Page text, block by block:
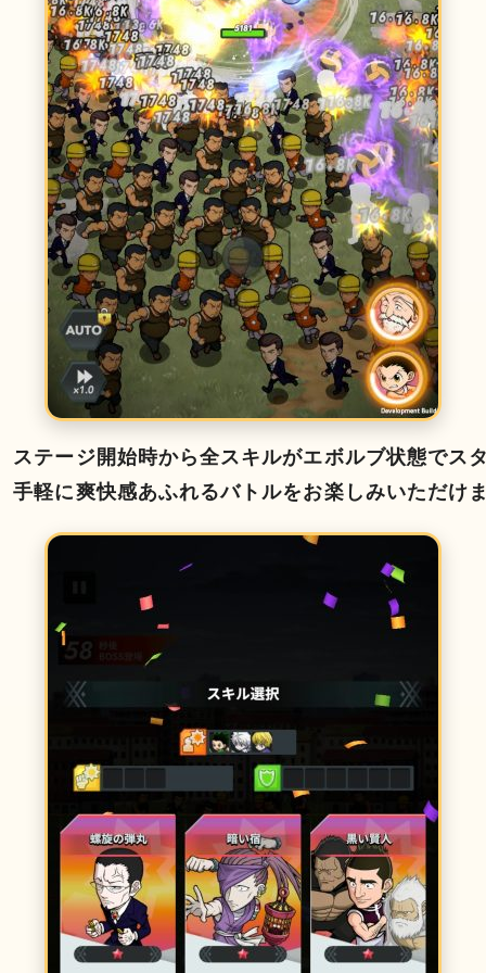
ステージ開始時から全スキルがエボルブ状態でス
手軽に爽快感あふれるバトルをお楽しみいただけ